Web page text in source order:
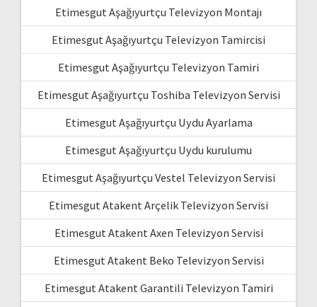
Etimesgut Aşağıyurtçu Televizyon Montajı
Etimesgut Aşağıyurtçu Televizyon Tamircisi
Etimesgut Aşağıyurtçu Televizyon Tamiri
Etimesgut Aşağıyurtçu Toshiba Televizyon Servisi
Etimesgut Aşağıyurtçu Uydu Ayarlama
Etimesgut Aşağıyurtçu Uydu kurulumu
Etimesgut Aşağıyurtçu Vestel Televizyon Servisi
Etimesgut Atakent Arçelik Televizyon Servisi
Etimesgut Atakent Axen Televizyon Servisi
Etimesgut Atakent Beko Televizyon Servisi
Etimesgut Atakent Garantili Televizyon Tamiri